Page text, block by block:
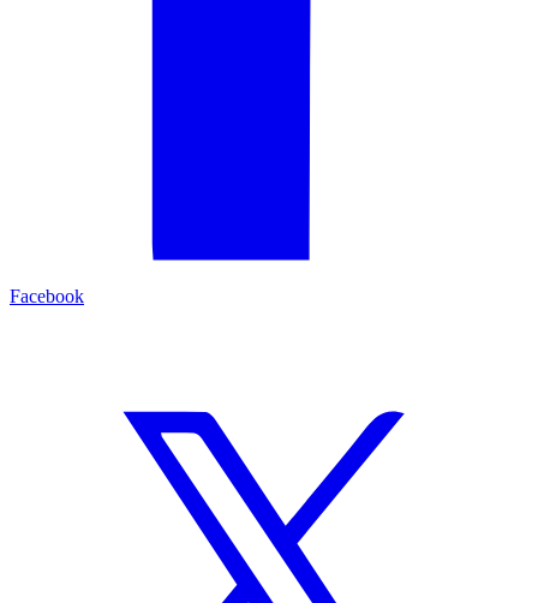
Facebook